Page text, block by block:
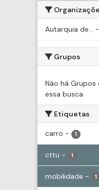
Autarquia de... -
Grupos
Não há
essa busca
Etiquetas
carro - 1
cttu - 1
mobilidade - 1